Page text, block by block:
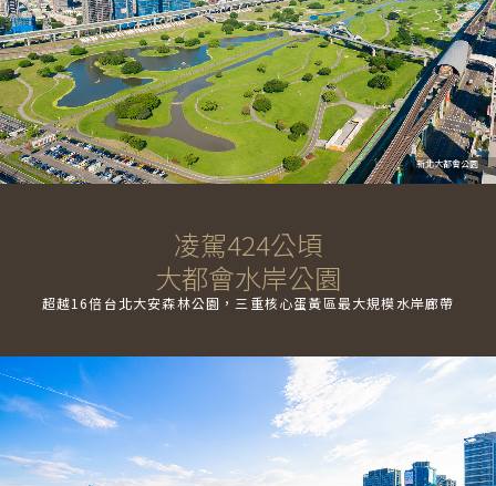
新北大都會公園
凌駕424公頃
大都會水岸公園
超越16倍台北大安森林公園，三重核心蛋黃區最大規模水岸廊帶